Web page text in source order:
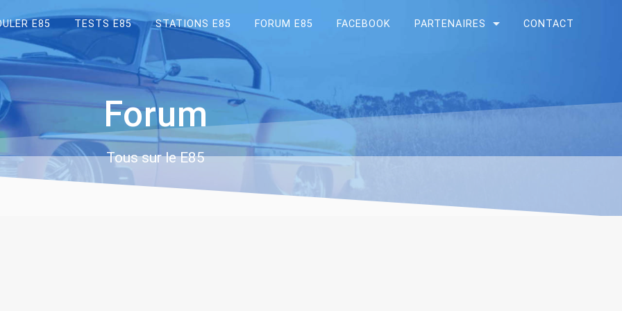
E85 TESTS E85 STATIONS E85 FORUM E85 FACEBOOK PARTENAIRES CONTACT
Forum
Tous sur le E85